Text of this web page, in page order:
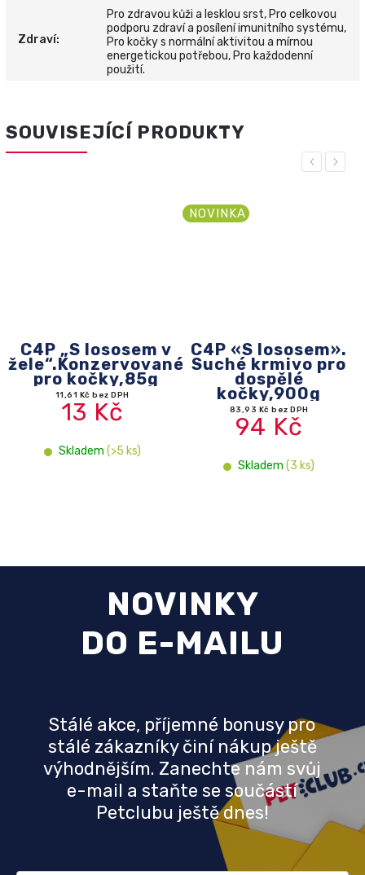
Zdraví:
Pro zdravou kůži a lesklou srst, Pro celkovou
podporu zdraví a posílení imunitního systému,
Pro kočky s normální aktivitou a mírnou
energetickou potřebou, Pro každodenní
použití.
SOUVISEJÍCÍ PRODUKTY
Previous
C4P „S lososem v
žele“.Konzervované
pro kočky,85g
11,61 Kč bez DPH
13 Kč
Skladem (>5 ks)
NOVINKA
C4P «S lososem».
Suché krmivo pro
dospělé
kočky,900g
83,93 Kč bez DPH
94 Kč
Skladem (3 ks)
Next
NOVINKY
DO E-MAILU
Stálé akce, příjemné bonusy pro
stálé zákazníky činí nákup ještě
výhodnějším. Zanechte nám svůj
e-mail a staňte se součástí
Petclubu ještě dnes!